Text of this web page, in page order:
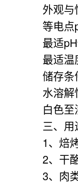
外观与
等电点
最适
最适温
储存条
水溶
白色
三、用
1、焙
2、干
3、肉